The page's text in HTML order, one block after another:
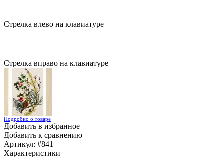
Стрелка влево на клавиатуре
Стрелка вправо на клавиатуре
Подробно о товаре
Добавить в избранное
Добавить к сравнению
Артикул: #841
Характеристики